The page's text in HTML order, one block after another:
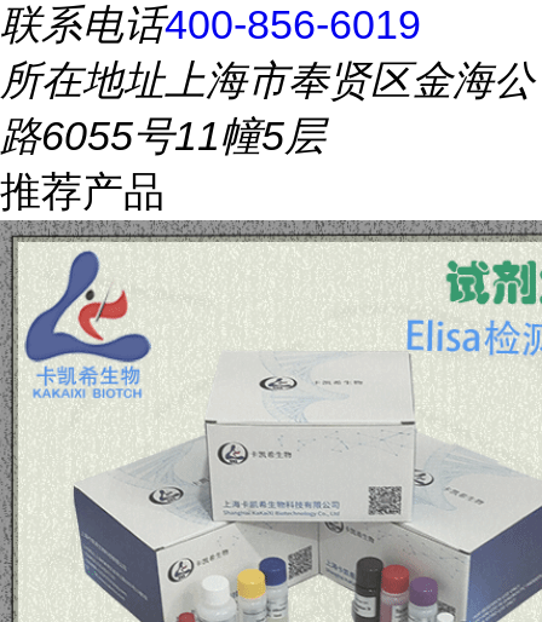
联系电话400-856-6019
所在地址上海市奉贤区金海公
路6055号11幢5层
推荐产品